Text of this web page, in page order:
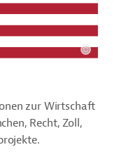
zur Wirtschaft
Recht, Zoll,